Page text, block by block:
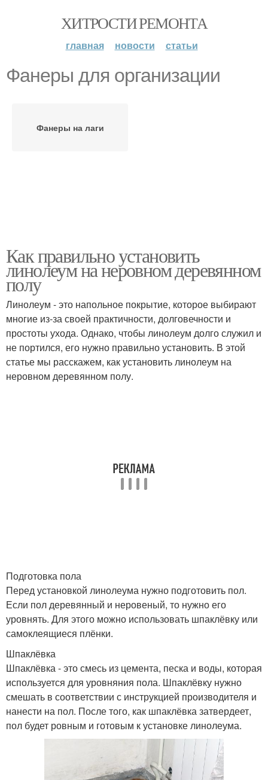
ХИТРОСТИ РЕМОНТА
главная новости статьи
Фанеры для организации
Фанеры на лаги
Как правильно установить
линолеум на неровном деревянном
полу
Линолеум - это напольное покрытие, которое выбирают
многие из-за своей практичности, долговечности и
простоты ухода. Однако, чтобы линолеум долго служил и
не портился, его нужно правильно установить. В этой
статье мы расскажем, как установить линолеум на
неровном деревянном полу.
Подготовка пола
Перед установкой линолеума нужно подготовить пол.
Если пол деревянный и неровеный, то нужно его
уровнять. Для этого можно использовать шпаклёвку или
самоклеящиеся плёнки.
Шпаклёвка
Шпаклёвка - это смесь из цемента, песка и воды, которая
используется для уровняния пола. Шпаклёвку нужно
смешать в соответствии с инструкцией производителя и
нанести на пол. После того, как шпаклёвка затвердеет,
пол будет ровным и готовым к установке линолеума.